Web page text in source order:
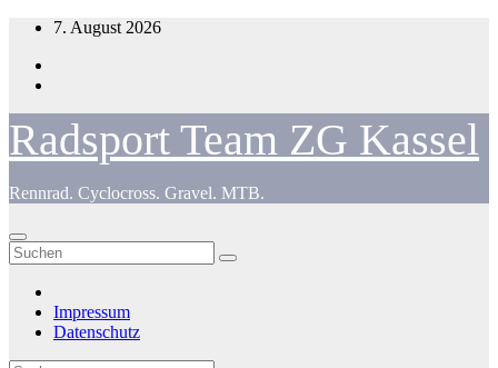
Zum
springen
7. August 2026
Radsport Team ZG Kassel
Rennrad. Cyclocross. Gravel. MTB.
Impressum
Datenschutz